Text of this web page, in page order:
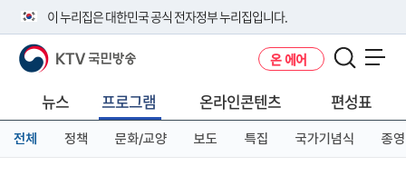
이 누리집은 대한민국 공식 전자정부 누리집입니다.
공식 누리집 주소 확인하기
니다.
이밖에 or.kr 또는 .kr등 다른 도메인 주소를 사용하고 있다면 아래 URL에
서 도메인 주소를 확인해 보세요
KTV 국민방송 온 에어
뉴스 프로그램 온라인콘텐츠 편성표
전체 정책 문화/교양 보도 특집 국가기념식 종영